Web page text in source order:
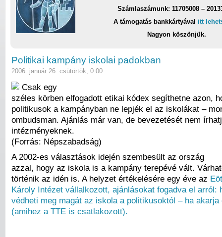
Számlaszámunk: 11705008 –
A támogatás bankkártyával itt
Nagyon köszönjük.
Politikai kampány iskolai padokban
2006. január 26. csütörtök, 0:00
Csak egy
széles körben elfogadott etikai kódex segíthetne azon,
politikusok a kampányban ne lepjék el az iskolákat –
ombudsman. Ajánlás már van, de bevezetését nem
intézményeknek.
(Forrás: Népszabadság)
A 2002-es választások idején szembesült az ország
azzal, hogy az iskola is a kampány terepévé vált.
történik az idén is. A helyzet értékelésére egy éve az
Károly Intézet vállalkozott, ajánlásokat fogadva el arról:
védheti meg magát az iskola a politikusoktól – ha akarja
(amihez a TTE is csatlakozott).